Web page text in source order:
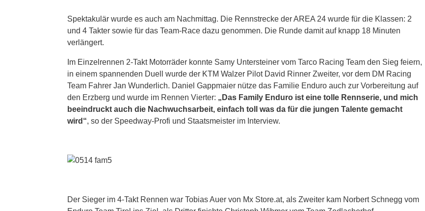
Spektakulär wurde es auch am Nachmittag. Die Rennstrecke der AREA 24 wurde für die Klassen: 2
und 4 Takter sowie für das Team-Race dazu genommen. Die Runde damit auf knapp 18 Minuten
verlängert.
Im Einzelrennen 2-Takt Motorräder konnte Samy Untersteiner vom Tarco Racing Team den Sieg feiern,
in einem spannenden Duell wurde der KTM Walzer Pilot David Rinner Zweiter, vor dem DM Racing
Team Fahrer Jan Wunderlich. Daniel Gappmaier nütze das Familie Enduro auch zur Vorbereitung auf
den Erzberg und wurde im Rennen Vierter: „Das Family Enduro ist eine tolle Rennserie, und mich
beeindruckt auch die Nachwuchsarbeit, einfach toll was da für die jungen Talente gemacht
wird“, so der Speedway-Profi und Staatsmeister im Interview.
Der Sieger im 4-Takt Rennen war Tobias Auer von Mx Store.at, als Zweiter kam Norbert Schnegg vom